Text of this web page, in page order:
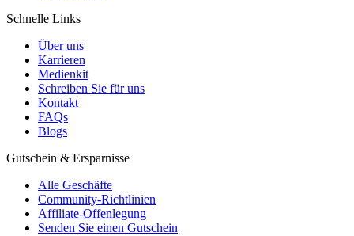
Schnelle Links
Über uns
Karrieren
Medienkit
Schreiben Sie für uns
Kontakt
FAQs
Blogs
Gutschein & Ersparnisse
Alle Geschäfte
Community-Richtlinien
Affiliate-Offenlegung
Senden Sie einen Gutschein